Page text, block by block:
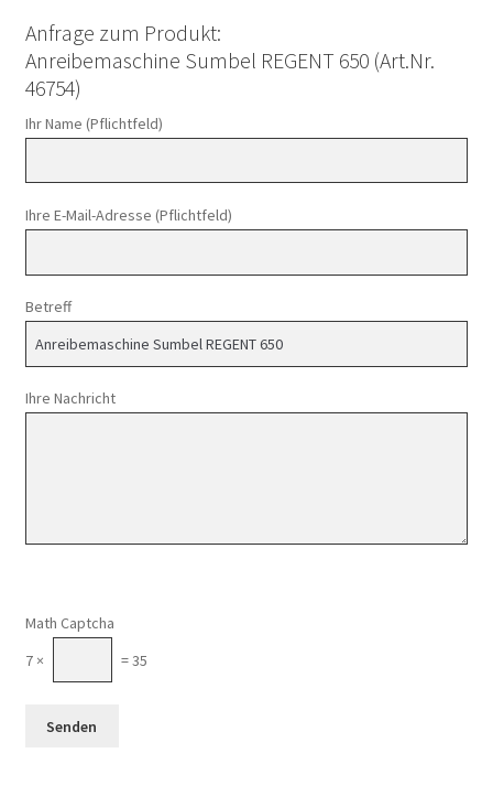
Anfrage zum Produkt:
Anreibemaschine Sumbel REGENT 650 (Art.Nr.
46754)
Ihr Name (Pflichtfeld)
Ihre E-Mail-Adresse (Pflichtfeld)
Betreff
Ihre Nachricht
Math Captcha
7 ×
= 35